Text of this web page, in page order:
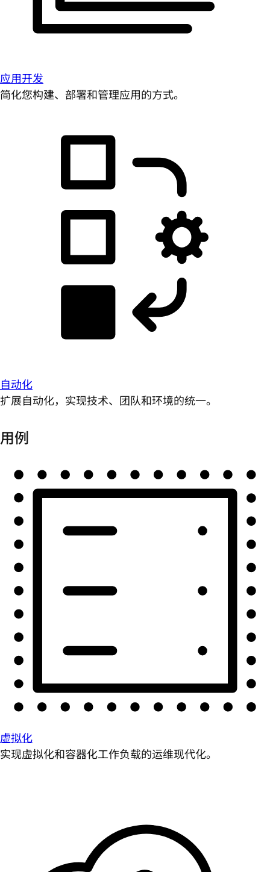
应用开发
简化您构建、部署和管理应用的方式。
自动化
扩展自动化，实现技术、团队和环境的统一。
用例
虚拟化
实现虚拟化和容器化工作负载的运维现代化。